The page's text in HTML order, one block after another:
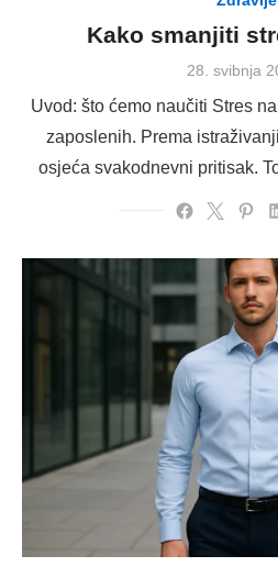
Kako smanjiti
Posted
28. svibnja
Uvod: što ćemo naučiti Stres
zaposlenih. Prema
osjeća svakodnevni pritisak.